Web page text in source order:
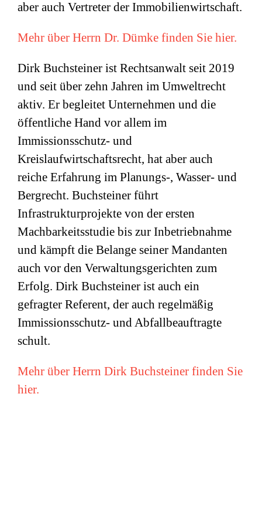
aber auch Vertreter der Immobilienwirtschaft.
Mehr über Herrn Dr. Dümke finden Sie hier.
Dirk Buchsteiner ist Rechtsanwalt seit 2019
und seit über zehn Jahren im Umweltrecht
aktiv. Er begleitet Unternehmen und die
öffentliche Hand vor allem im
Immissionsschutz- und
Kreislaufwirtschaftsrecht, hat aber auch
reiche Erfahrung im Planungs-, Wasser- und
Bergrecht. Buchsteiner führt
Infrastrukturprojekte von der ersten
Machbarkeitsstudie bis zur Inbetriebnahme
und kämpft die Belange seiner Mandanten
auch vor den Verwaltungsgerichten zum
Erfolg. Dirk Buchsteiner ist auch ein
gefragter Referent, der auch regelmäßig
Immissionsschutz- und Abfallbeauftragte
schult.
Mehr über Herrn Dirk Buchsteiner finden Sie
hier.